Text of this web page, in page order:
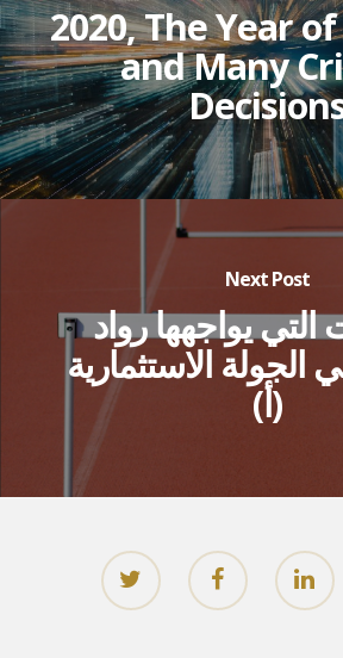
2020, The Year
and Many
Next Post
التي يواجهها رواد
الجولة الاستثمارية
(أ)